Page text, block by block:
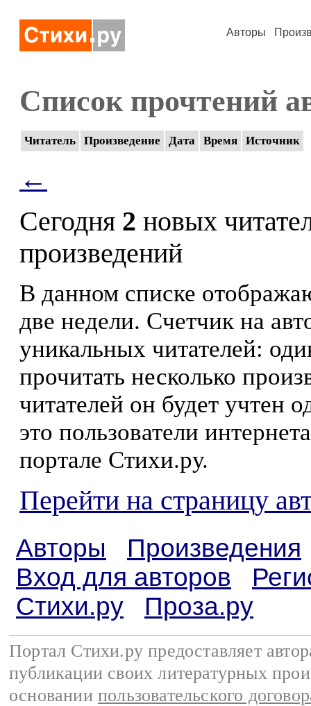
Авторы
Список прочтений
Читатель Произведение Дата Время Источник
←
Сегодня 2 новых
произведений
В данном списке
две недели. Счетчик на
уникальных читателей:
прочитать несколько
читателей он будет учтен
это пользователи
портале Стихи.ру.
Перейти на страницу
Авторы
Произведения
Вход для авторов
Стихи.ру
Проза.ру
Портал Стихи.ру предоставляет
публикации своих литературных
основании пользовательского